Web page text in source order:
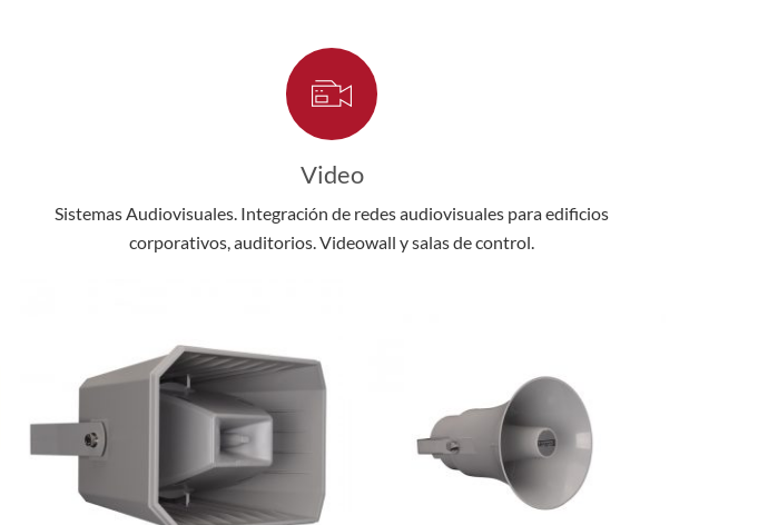
Video
Sistemas Audiovisuales. Integración de redes audiovisuales para edificios
corporativos, auditorios. Videowall y salas de control.